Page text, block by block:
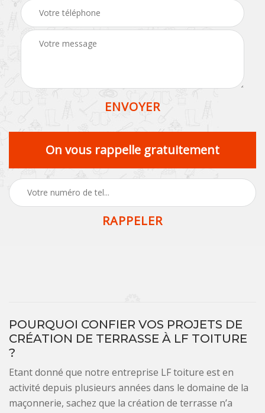
On vous rappelle gratuitement
POURQUOI CONFIER VOS PROJETS DE
CRÉATION DE TERRASSE À LF TOITURE
?
Etant donné que notre entreprise LF toiture est en
activité depuis plusieurs années dans le domaine de la
maçonnerie, sachez que la création de terrasse n’a